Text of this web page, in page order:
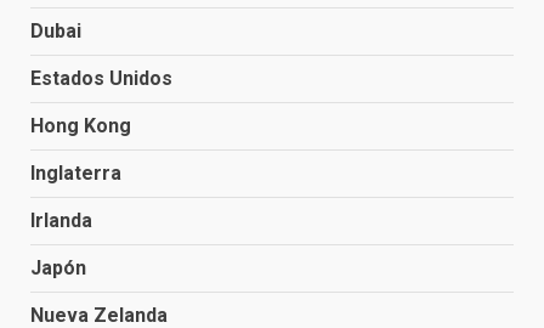
Dubai
Estados Unidos
Hong Kong
Inglaterra
Irlanda
Japón
Nueva Zelanda